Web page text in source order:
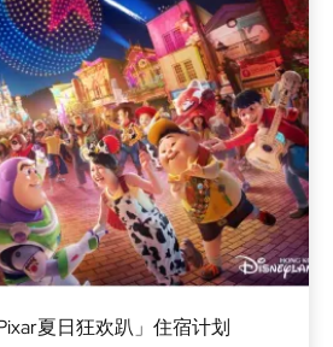
夏日狂欢趴」住宿计划